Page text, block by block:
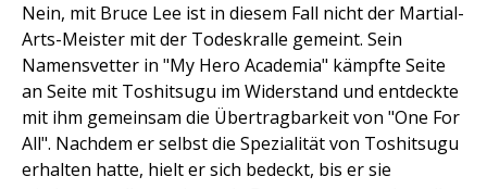
Nein, mit Bruce Lee ist in diesem Fall nicht der Martial-
Arts-Meister mit der Todeskralle gemeint. Sein
Namensvetter in "My Hero Academia" kämpfte Seite
an Seite mit Toshitsugu im Widerstand und entdeckte
mit ihm gemeinsam die Übertragbarkeit von "One For
All". Nachdem er selbst die Spezialität von Toshitsugu
erhalten hatte, hielt er sich bedeckt, bis er sie